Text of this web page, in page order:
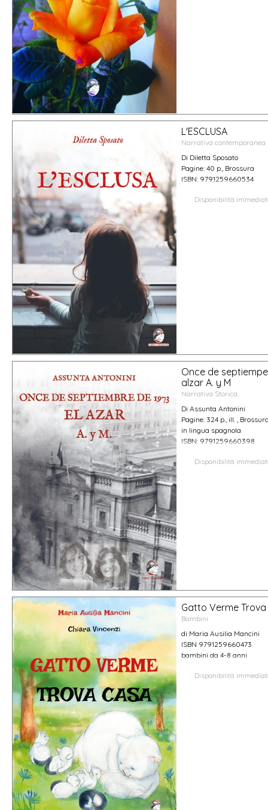
L'ESCLUSA
Narrativa contemporanea
Di Diletta Sposato
Pagine: 40 p., Brossura
ISBN: 9791259660534
Disponibilità
Once de
alzar A. y M
Narrativa Storica
Di Assunta Antonini
Pagine: 324 p., ill. ,
in lingua spagnola
ISBN: 9791259660398
Disponibilità
Gatto Verme
Bambini
di Maria Ausilia Mancini
ISBN 9791259660473
bambini da 4-8 anni
Disponibilità